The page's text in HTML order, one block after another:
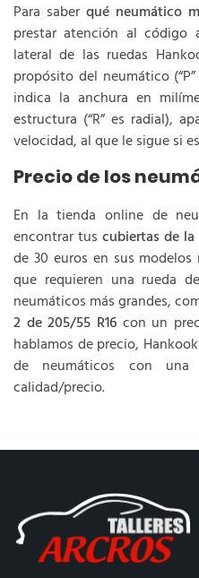
Para saberqué neumático
prestar atención al código
lateral de las ruedas
propósito del neumático
indica la anchura en
estructura (“R” es radial),
velocidad, al que le sigue si
Precio de los
En la tienda online de
encontrar tuscubiertas de
de 30 euros en sus modelos
que requieren una rueda
neumáticos más grandes,
2 de 205/55 R16 con un
hablamos de precio,
de neumáticos con una
calidad/precio.